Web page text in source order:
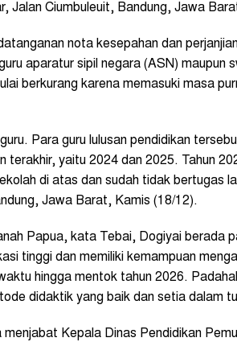
Jalan Ciumbuleuit, Bandung, Jawa
nota kesepahan dan
aparatur sipil negara (ASN) maupun
berkurang karena memasuki masa
Para guru lulusan pendidikan
terakhir, yaitu 2024 dan 2025. Tahun
di atas dan sudah tidak bertugas
Jawa Barat, Kamis (18/12).
Papua, kata Tebai, Dogiyai berada
tinggi dan memiliki kemampuan
hingga mentok tahun 2026.
didaktik yang baik dan setia dalam
menjabat Kepala Dinas Pendidikan